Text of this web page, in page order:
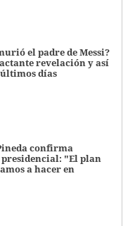
el padre de Messi?
revelación y así
días
confirma
"El plan
a hacer en